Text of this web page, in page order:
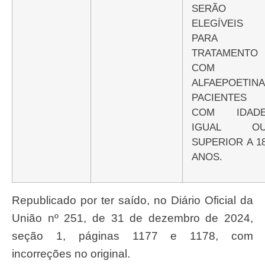
SERÃO
ELEGÍVEIS
PARA
TRATAMENTO
COM
ALFAEPOETINA
PACIENTES
COM
IGUAL
SUPERIOR A
ANOS.
Republicado por ter saído, no Diário Oficial da
União nº 251, de 31 de dezembro de 2024,
seção 1, páginas 1177 e 1178, com
incorreções no original.